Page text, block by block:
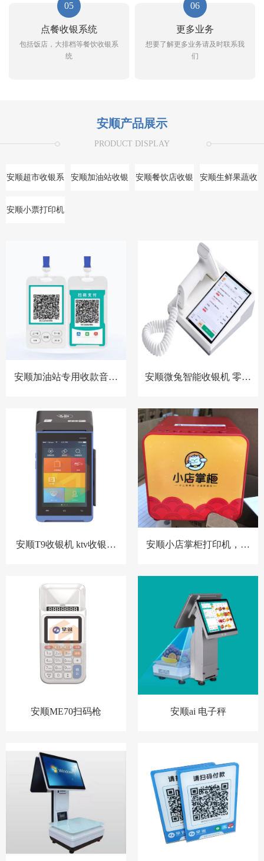
05
点餐收银系统
包括饭店，大排档等餐饮收银系
统
06
更多业务
想要了解更多业务请及时联系我
们
安顺产品展示
PRODUCT DISPLAY
安顺超市收银系
统
安顺加油站收银 安顺餐饮店收银 安顺生鲜果蔬收
安顺小票打印机
安顺加油站专用收款音箱
安顺微兔智能收银机 零售
安顺T9收银机 ktv收银系
安顺小店掌柜打印机，扫
安顺ME70扫码枪 安顺ai 电子秤